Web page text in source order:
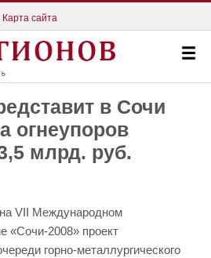
Карта сайта
в Сочи
огнеупоров
млрд. руб.
VII Международном
«Сочи-2008» проект
горно-металлургического